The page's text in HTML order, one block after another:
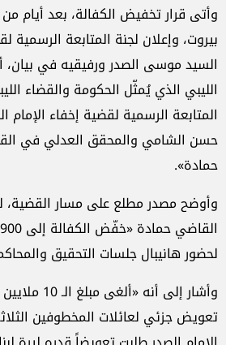
وأتى قرار تخفيض الكفالة، بعد أيام
بيروت، وإعلان لجنة المتابعة الرسمية
السيد موسى الصدر ورفيقيه في بيان،
الليبي الذي يُمثّل الحكومة والقضاء
المتابعة الرسمية لقضية إخفاء الإمام
حسن الشامي والمحقق العدلي في
حمادة».
وأوضح مصدر مطلع على مسار القضية،
لحضور هانيبال جلسات التحقيق
وأشار إلى
تعويض جزئي لعائلات المخطوفين